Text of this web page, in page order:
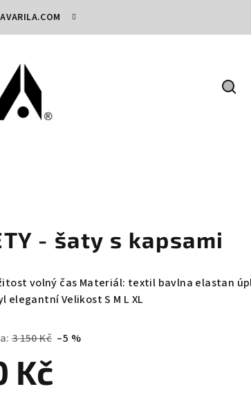
- šaty s kapsami
volný čas Materiál: textil bavlna elastan
elegantní Velikost S M L XL
3 150 Kč –5 %
Kč